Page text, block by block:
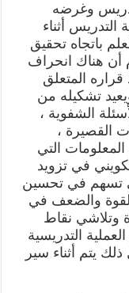
وغرضه
التدريس أثناء
باتجاه تحقيق
أن هناك انحراف
المتعلق
تشكيله من
الشفوية ،
القصيرة ،
التي
في تزويد
تسهم في تحسين
والضعف في
وتلاشي نقاط
التدريسية
يتم أثناء سير